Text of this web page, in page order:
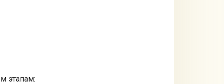
этапам: